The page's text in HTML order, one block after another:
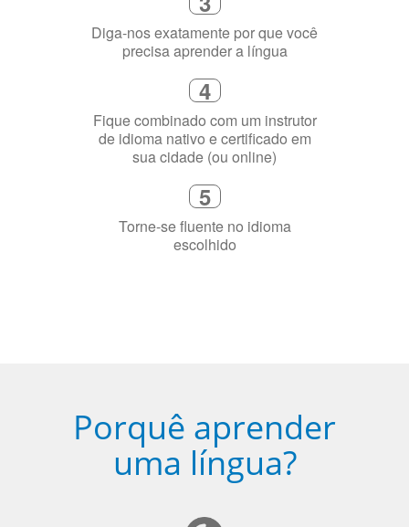
Diga-nos exatamente por que você
precisa aprender a língua
4
Fique combinado com um instrutor
de idioma nativo e certificado em
sua cidade (ou online)
5
Torne-se fluente no idioma
escolhido
Porquê aprender
uma língua?